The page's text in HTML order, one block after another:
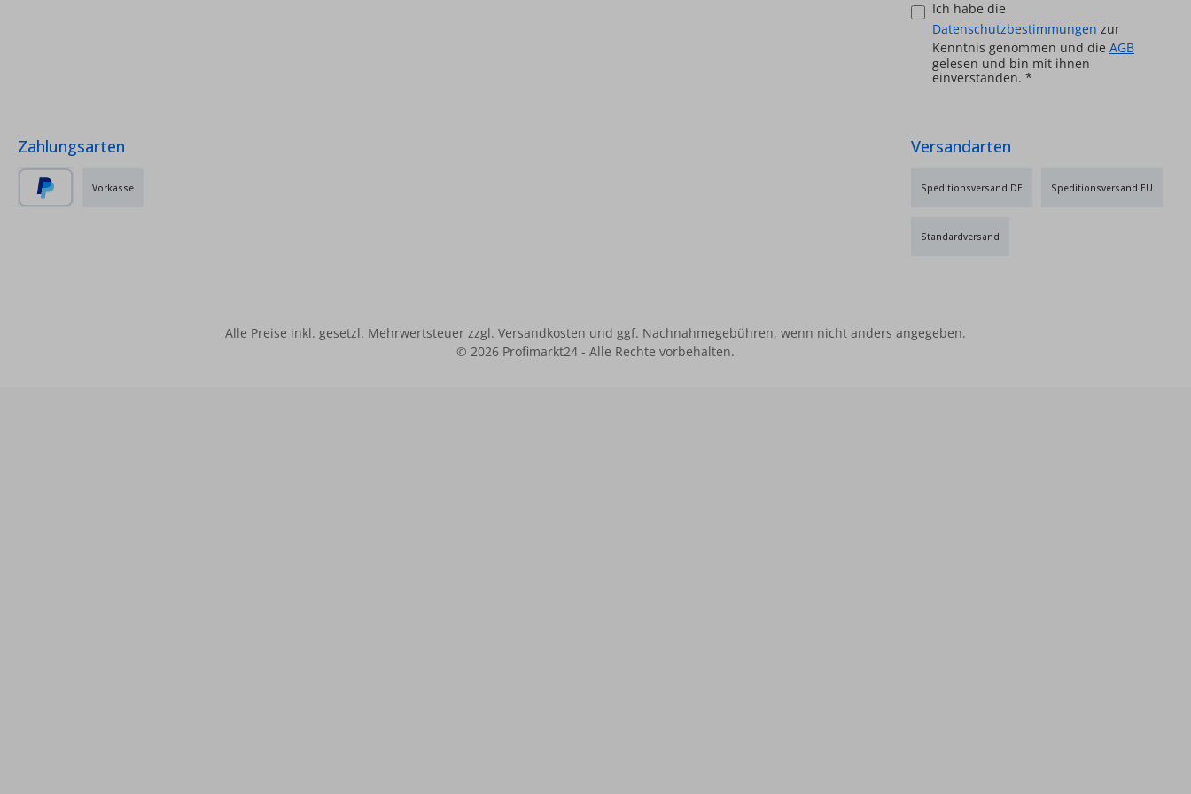
Hutschiene Lieferumfang: • 1x
Ceta 103 • 1x KVT 20/2/6 Fühler •
2x PT 1000/6 Fühler Optionales
Zubehör: • CETA SMS •
Ich habe die
Datenschutzbestimmungen zur
Kenntnis genommen und die AGB
gelesen und bin mit ihnen
einverstanden. *
Zahlungsarten
Vorkasse
Versandarten
Standardversand
Speditionsversand DE Speditionsversand EU
Alle Preise inkl. gesetzl. Mehrwertsteuer zzgl. Versandkosten und ggf. Nachnahmegebühren, wenn nicht anders angegeben.
© 2026 Profimarkt24 - Alle Rechte vorbehalten.